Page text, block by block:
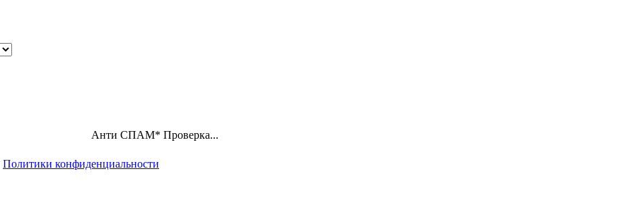
Анти СПАМ* Проверка...
Политики конфиденциальности